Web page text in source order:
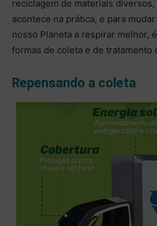
reciclagem de materiais
acontece na prática, e para
nosso Planeta a respirar melhor,
formas de coleta e de tratamento
Repensando a coleta